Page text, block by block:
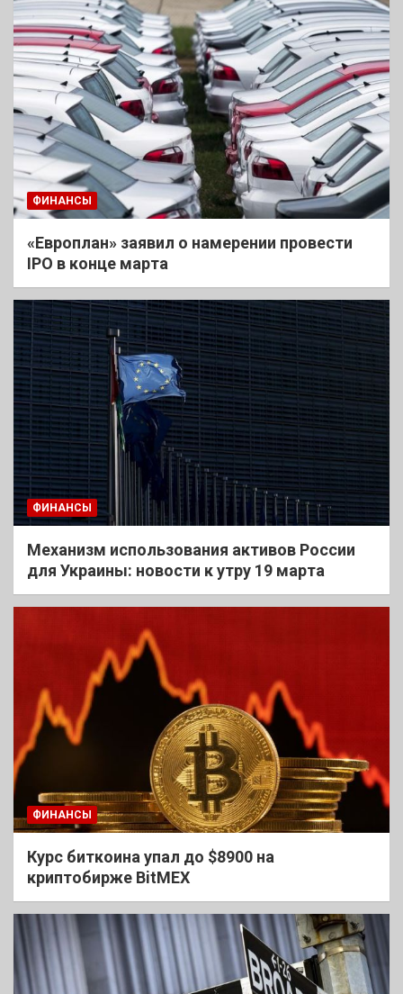
ФИНАНСЫ
«Европлан» заявил о намерении провести
IPO в конце марта
ФИНАНСЫ
Механизм использования активов России
для Украины: новости к утру 19 марта
ФИНАНСЫ
Курс биткоина упал до $8900 на
криптобирже BitMEX